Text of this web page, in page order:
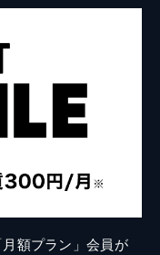
額プラン」会員が